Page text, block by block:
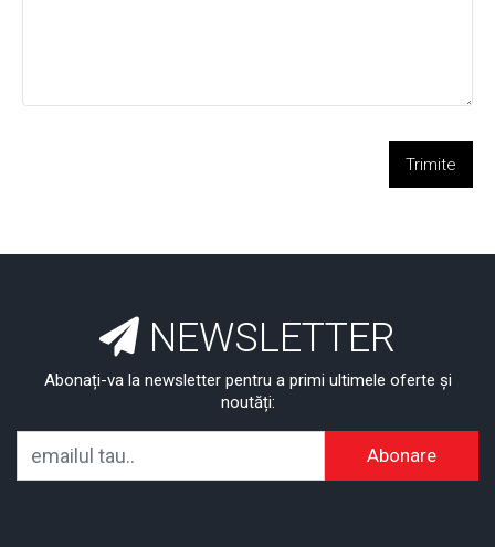
Trimite
NEWSLETTER
Abonați-va la newsletter pentru a primi ultimele oferte și
noutăți:
Abonare